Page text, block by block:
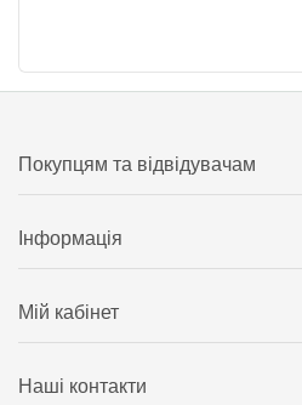
Покупцям та відвідувачам
Інформація
Мій кабінет
Наші контакти